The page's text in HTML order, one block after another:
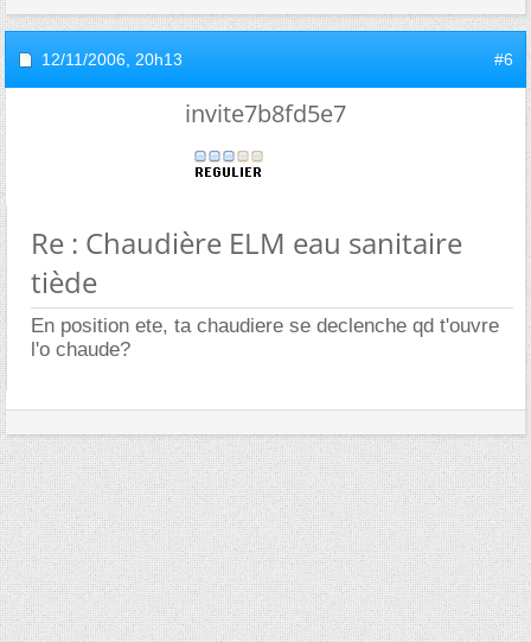
12/11/2006, 20h13 #6
invite7b8fd5e7
Re : Chaudière ELM eau sanitaire
tiède
En position ete, ta chaudiere se declenche qd t'ouvre
l'o chaude?